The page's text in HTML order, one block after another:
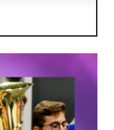
dans nos écoles.